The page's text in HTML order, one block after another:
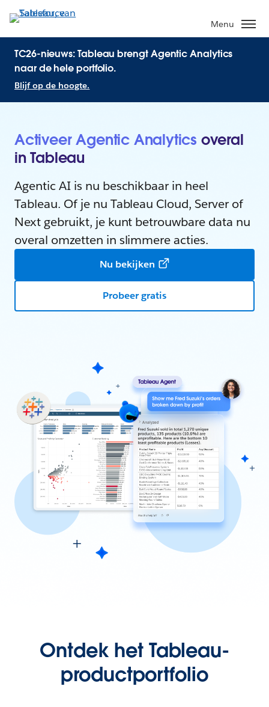
Menu
TC26-nieuws: Tableau brengt Agentic Analytics
naar de hele portfolio.
Blijf op de hoogte.
Activeer Agentic Analytics overal
in Tableau
Agentic AI is nu beschikbaar in heel
Tableau. Of je nu Tableau Cloud, Server of
Next gebruikt, je kunt betrouwbare data nu
overal omzetten in slimmere acties.
Nu bekijken
Probeer gratis
Ontdek het Tableau-
productportfolio